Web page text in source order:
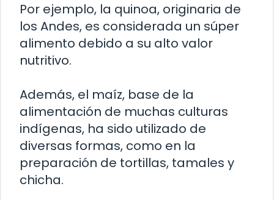
Por ejemplo, la quinoa, originaria de
los Andes, es considerada un súper
alimento debido a su alto valor
nutritivo.
Además, el maíz, base de la
alimentación de muchas culturas
indígenas, ha sido utilizado de
diversas formas, como en la
preparación de tortillas, tamales y
chicha.